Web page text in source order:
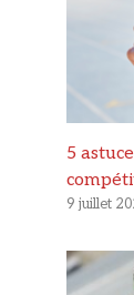
5
9 juillet